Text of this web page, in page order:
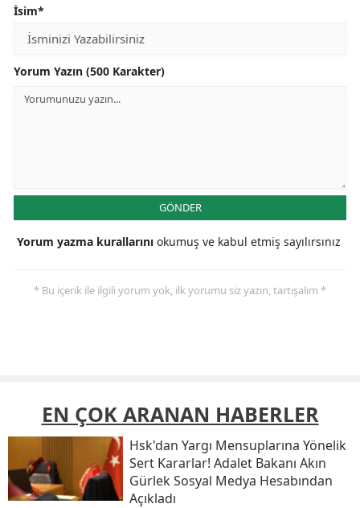
İsim*
Yorum Yazın (500 Karakter)
GÖNDER
Yorum yazma kurallarını okumuş ve kabul etmiş sayılırsınız
* Bu içerik ile ilgili yorum yok, ilk yorumu siz yazın, tartışalım *
EN ÇOK ARANAN HABERLER
Hsk'dan Yargı Mensuplarına Yönelik
Sert Kararlar! Adalet Bakanı Akın
Gürlek Sosyal Medya Hesabından
Açıkladı